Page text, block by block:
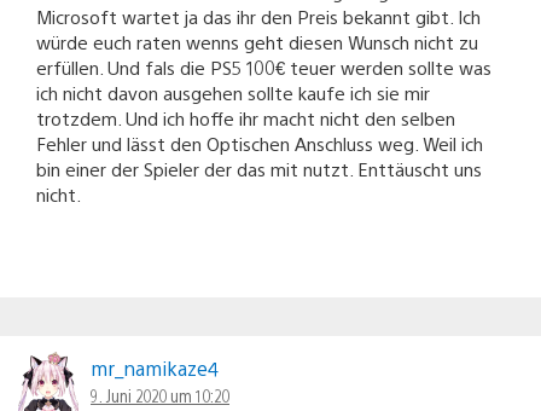
Microsoft wartet ja das ihr den Preis bekannt gibt. Ich
würde euch raten wenns geht diesen Wunsch nicht zu
erfüllen. Und fals die PS5 100€ teuer werden sollte was
ich nicht davon ausgehen sollte kaufe ich sie mir
trotzdem. Und ich hoffe ihr macht nicht den selben
Fehler und lässt den Optischen Anschluss weg. Weil ich
bin einer der Spieler der das mit nutzt. Enttäuscht uns
nicht.
mr_namikaze4
9. Juni 2020 um 10:20